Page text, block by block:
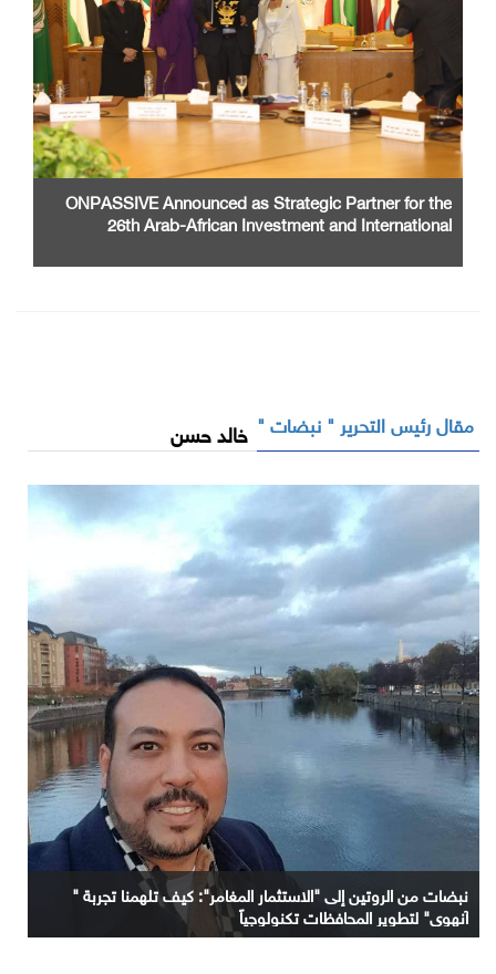
ONPASSIVE Announced as Strategic Partner for the
26th Arab-African Investment and International
مقال رئيس التحرير " نبضات " خالد حسن
نبضات من الروتين إلى "الاستثمار المغامر": كيف تلهمنا تجربة "
آنهوي" لتطوير المحافظات تكنولوجياً